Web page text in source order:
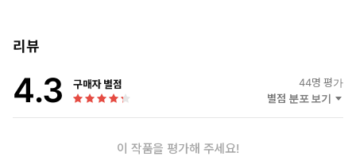
리뷰
4.3 구매자 별점 44명 평가
별점 분포 보기
이 작품을 평가해 주세요!